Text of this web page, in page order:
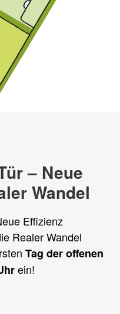
– Neue
Wandel
Effizienz
Realer Wandel
Tag der offenen
ein!